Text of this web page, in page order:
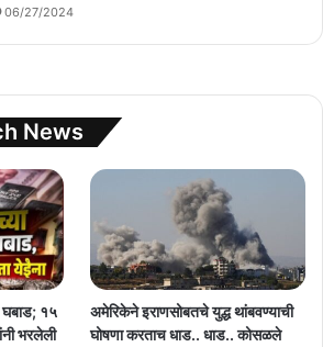
06/27/2024
News
घबाड; १५
भरलेली
अमेरिकेने इराणसोबतचे युद्ध थांबवण्याची
घोषणा करताच धाड.. धाड.. कोसळले